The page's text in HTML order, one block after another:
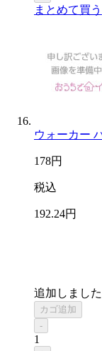
まとめて買う
ウォーカー
178円
税込
192.24円
追加しました
カゴ追加
-
1